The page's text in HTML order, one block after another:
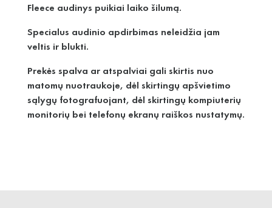
Fleece audinys puikiai laiko šilumą.
Specialus audinio apdirbimas neleidžia jam
veltis ir blukti.
Prekės spalva ar atspalviai gali skirtis nuo
matomų nuotraukoje, dėl skirtingų apšvietimo
sąlygų fotografuojant, dėl skirtingų kompiuterių
monitorių bei telefonų ekranų raiškos nustatymų.